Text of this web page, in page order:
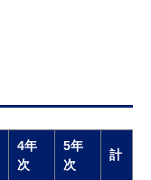
4年
次
5年
次
計